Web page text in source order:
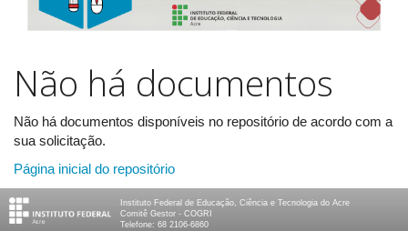
Não há documentos
Não há documentos disponíveis no repositório de acordo com a
sua solicitação.
Página inicial do repositório
Instituto Federal de Educação, Ciência e Tecnologia do Acre
Comitê Gestor - COGRI
Telefone: 68 2106-6860